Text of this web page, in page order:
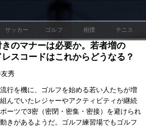
サッカー ゴルフ 相撲 テニス
のマナーは必要か。若者増の
スコードはこれからどうなる？
秀
行を機に、ゴルフを始める若い人たちが増
んでいたレジャーやアクティビティが継続
ーツで3密（密閉・密集・密接）を避けられ
きがあるようだ。ゴルフ練習場でもゴルフ